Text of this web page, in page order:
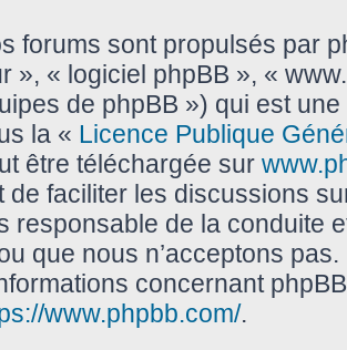
forums sont propulsés par
», « logiciel phpBB », «
de phpBB ») qui est
la « Licence Publique
être téléchargée sur
de faciliter les discussions
responsable de la conduite
que nous n’acceptons
concernant
www.phpbb.com/.